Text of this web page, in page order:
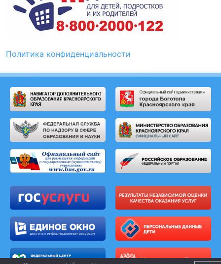
Политика конфиденциальности